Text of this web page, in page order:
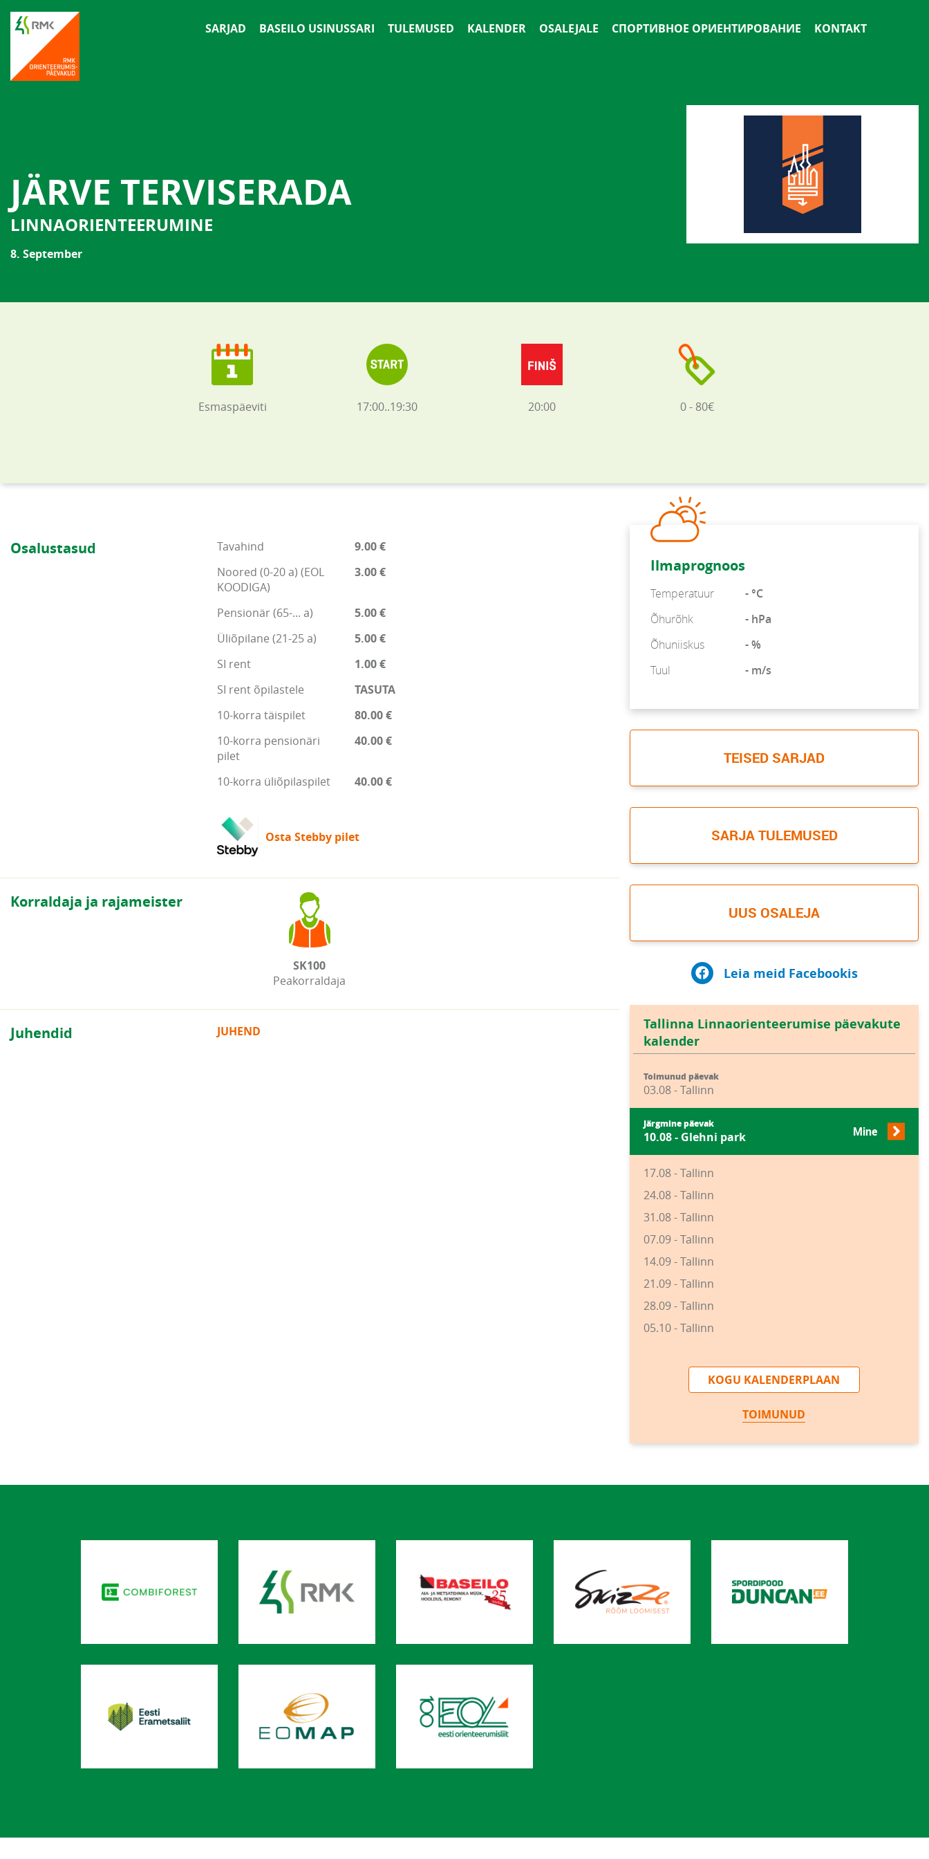
SARJAD BASEILO USINUSSARI TULEMUSED KALENDER OSALEJALE СПОРТИВНОЕ ОРИЕНТИРОВАНИЕ KONTAKT
JÄRVE TERVISERADA
LINNAORIENTEERUMINE
8. September
Esmaspäeviti 17:00..19:30 20:00 0 - 80€
Osalustasud Tavahind
9.00 €
Noored (0-20 a) (EOL
KOODIGA)
3.00 €
Pensionär (65-... a)
5.00 €
Üliõpilane (21-25 a)
5.00 €
SI rent
1.00 €
SI rent õpilastele
TASUTA
10-korra täispilet
80.00 €
10-korra pensionäri
pilet
40.00 €
10-korra üliõpilaspilet 40.00 €
Osta Stebby pilet
Korraldaja ja rajameister
SK100
Peakorraldaja
Juhendid JUHEND
Ilmaprognoos
Temperatuur
- °C
Õhurõhk
- hPa
Õhuniiskus
- %
Tuul
- m/s
TEISED SARJAD
SARJA TULEMUSED
UUS OSALEJA
Leia meid Facebookis
Tallinna Linnaorienteerumise päevakute
kalender
Toimunud päevak
03.08 - Tallinn
Järgmine päevak
10.08 - Glehni park Mine
17.08 - Tallinn
24.08 - Tallinn
31.08 - Tallinn
07.09 - Tallinn
14.09 - Tallinn
21.09 - Tallinn
28.09 - Tallinn
05.10 - Tallinn
KOGU KALENDERPLAAN
TOIMUNUD